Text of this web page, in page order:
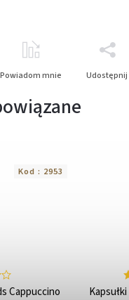
Powiadom mnie Udostępnij
Cappuccino
Kod : 2953